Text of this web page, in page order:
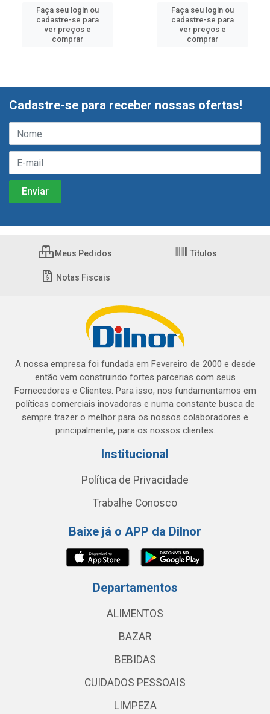
Faça seu login ou
cadastre-se para
ver preços e
comprar
Faça seu login ou
cadastre-se para
ver preços e
comprar
Cadastre-se para receber nossas ofertas!
Meus Pedidos Títulos
Notas Fiscais
A nossa empresa foi fundada em Fevereiro de 2000 e desde
então vem construindo fortes parcerias com seus
Fornecedores e Clientes. Para isso, nos fundamentamos em
políticas comerciais inovadoras e numa constante busca de
sempre trazer o melhor para os nossos colaboradores e
principalmente, para os nossos clientes.
Institucional
Política de Privacidade
Trabalhe Conosco
Baixe já o APP da Dilnor
Departamentos
ALIMENTOS
BAZAR
BEBIDAS
CUIDADOS PESSOAIS
LIMPEZA